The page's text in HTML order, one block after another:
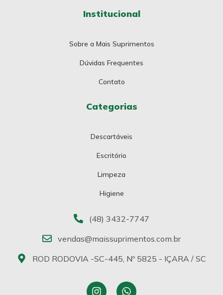
Institucional
Sobre a Mais Suprimentos
Dúvidas Frequentes
Contato
Categorias
Descartáveis
Escritório
Limpeza
Higiene
(48) 3432-7747
vendas@maissuprimentos.com.br
ROD RODOVIA -SC-445, Nº 5825 - IÇARA / SC